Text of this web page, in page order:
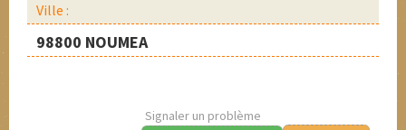
Ville :
98800 NOUMEA
Signaler un problème